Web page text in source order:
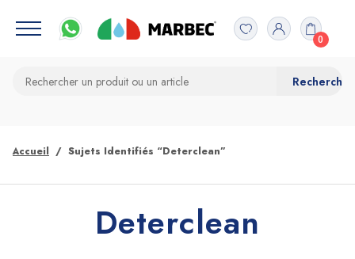
0
Accueil Sujets Identifiés “Deterclean”
Deterclean